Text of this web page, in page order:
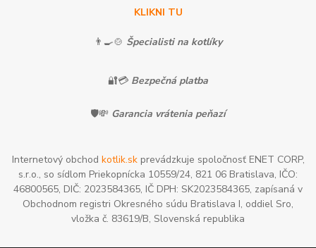
KLIKNI TU
👨‍🍳🍲 Špecialisti na kotlíky
🔐💳 Bezpečná platba
🛡️💸 Garancia vrátenia peňazí
Internetový obchod kotlik.skprevádzkuje spoločnosť ENET CORP,
s.r.o., so sídlom Priekopnícka 10559/24, 821 06 Bratislava, IČO:
46800565, DIČ: 2023584365, IČ DPH: SK2023584365, zapísaná v
Obchodnom registri Okresného súdu Bratislava I, oddiel Sro,
vložka č. 83619/B, Slovenská republika